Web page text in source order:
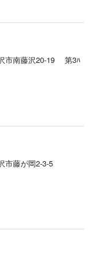
市南藤沢20-19 第3ﾊ
市藤が岡2-3-5